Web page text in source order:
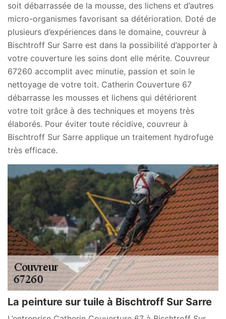
soit débarrassée de la mousse, des lichens et d’autres
micro-organismes favorisant sa détérioration. Doté de
plusieurs d’expériences dans le domaine, couvreur à
Bischtroff Sur Sarre est dans la possibilité d’apporter à
votre couverture les soins dont elle mérite. Couvreur
67260 accomplit avec minutie, passion et soin le
nettoyage de votre toit. Catherin Couverture 67
débarrasse les mousses et lichens qui détériorent
votre toit grâce à des techniques et moyens très
élaborés. Pour éviter toute récidive, couvreur à
Bischtroff Sur Sarre applique un traitement hydrofuge
très efficace.
La peinture sur tuile à Bischtroff Sur Sarre